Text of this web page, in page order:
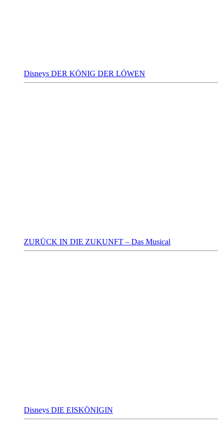
Disneys DER KÖNIG DER LÖWEN
ZURÜCK IN DIE ZUKUNFT – Das Musical
Disneys DIE EISKÖNIGIN